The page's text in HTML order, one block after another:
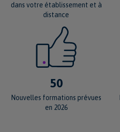
dans votre établissement et à
distance
50
Nouvelles formations prévues
en 2026